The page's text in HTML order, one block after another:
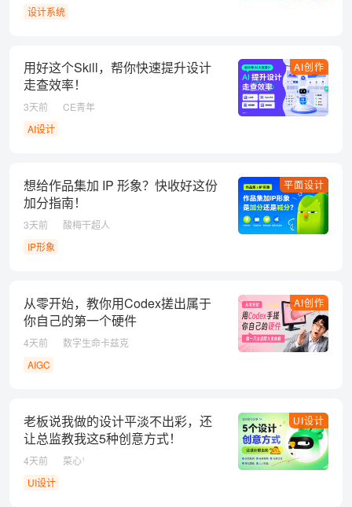
设计系统
AI创作
用好这个Skill，帮你快速提升设计
走查效率！
3天前
CE青年
AI设计
平面设计
想给作品集加 IP 形象？快收好这份
加分指南！
3天前
酸梅干超人
IP形象
AI创作
从零开始，教你用Codex搓出属于
你自己的第一个硬件
4天前
数字生命卡兹克
AIGC
UI设计
老板说我做的设计平淡不出彩，还
让总监教我这5种创意方式！
4天前
菜心¹
UI设计